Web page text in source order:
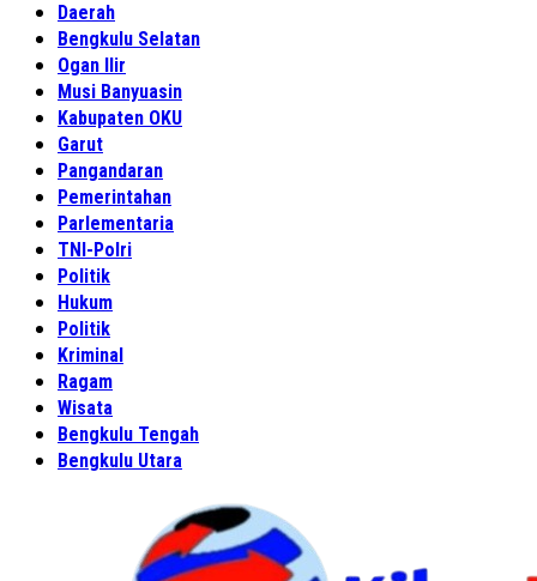
Daerah
Bengkulu Selatan
Ogan Ilir
Musi Banyuasin
Kabupaten OKU
Garut
Pangandaran
Pemerintahan
Parlementaria
TNI-Polri
Politik
Hukum
Politik
Kriminal
Ragam
Wisata
Bengkulu Tengah
Bengkulu Utara